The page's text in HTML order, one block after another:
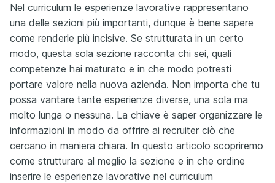
Nel curriculum le esperienze lavorative rappresentano
una delle sezioni più importanti, dunque è bene sapere
come renderle più incisive. Se strutturata in un certo
modo, questa sola sezione racconta chi sei, quali
competenze hai maturato e in che modo potresti
portare valore nella nuova azienda. Non importa che tu
possa vantare tante esperienze diverse, una sola ma
molto lunga o nessuna. La chiave è saper organizzare le
informazioni in modo da offrire ai recruiter ciò che
cercano in maniera chiara. In questo articolo scopriremo
come strutturare al meglio la sezione e in che ordine
inserire le esperienze lavorative nel curriculum